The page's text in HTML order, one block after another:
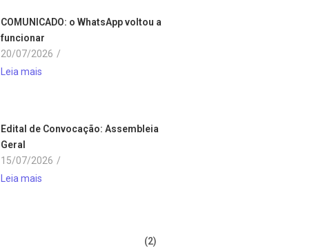
COMUNICADO: o WhatsApp voltou a
funcionar
20/07/2026 /
Leia mais
Edital de Convocação: Assembleia
Geral
15/07/2026 /
Leia mais
(2)